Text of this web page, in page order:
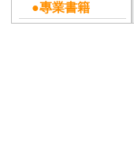
●專業書籍